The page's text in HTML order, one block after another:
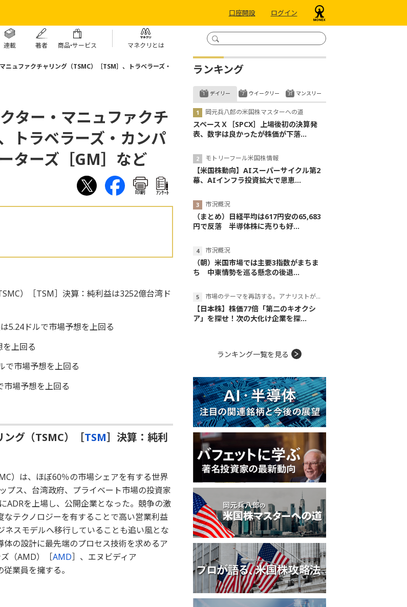
口座開設 ログイン
連載 著者 商品・サービス マネクリとは
ニュファクチャリング（TSMC）［TSM］、トラベラーズ・
ター・マニュファクチ
トラベラーズ・カンパ
ターズ［GM］など
印刷 ｱﾝｹｰﾄ
）［TSM］決算：純利益は3252億台湾ド
5.24ドルで市場予想を上回る
上回る
で市場予想を上回る
市場予想を上回る
ング（TSMC）［TSM］決算：純利
）は、ほぼ60％の市場シェアを有する世界
プス、台湾政府、プライベート市場の投資家
ADRを上場し、公開企業となった。競争の激
テクノロジーを有することで高い営業利益
スモデルへ移行していることも追い風とな
の設計に最先端のプロセス技術を求めるア
（AMD）［AMD］、エヌビディア
業員を擁する。
ランキング
デイリー
岡元兵八郎の米国株マスターへの道
スペースＸ［SPCX］上場後初の決算発
表、数字は良かったが株価が下落...
モトリーフール米国株情報
【米国株動向】AIスーパーサイクル第2
幕、AIインフラ投資拡大で恩恵...
市況概況
（まとめ）日経平均は617円安の65,683
円で反落 半導体株に売りも好...
市況概況
（朝）米国市場では主要3指数がまちま
ち 中東情勢を巡る懸念の後退...
市場のテーマを再訪する。アナリストが読み解くテーマの本質
【日本株】株価77倍「第二のキオクシ
ア」を探せ！次の大化け企業を探...
ウイークリー マンスリー
ランキング一覧を見る